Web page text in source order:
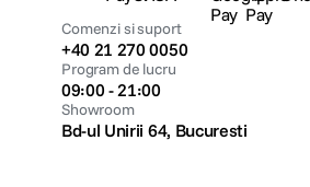
Comenzi si suport
+40 21 270 0050
Program de lucru
09:00 - 21:00
Showroom
Bd-ul Unirii 64, Bucuresti